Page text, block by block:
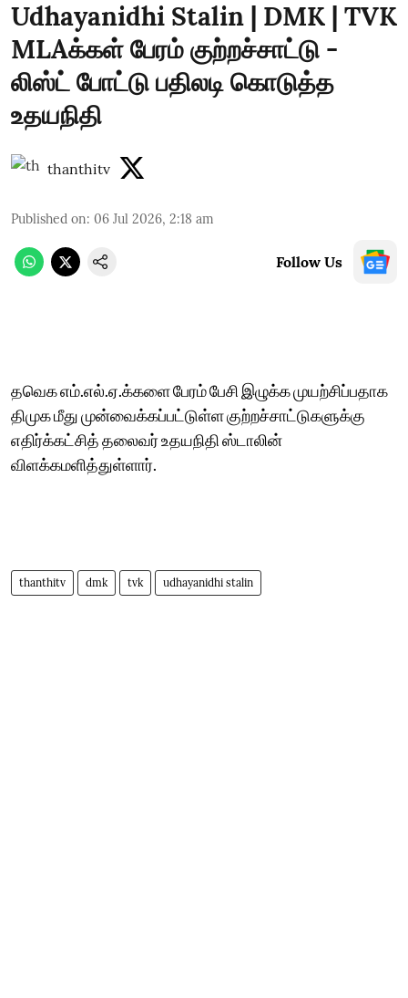
Udhayanidhi Stalin | DMK | TVK
MLAக்கள் பேரம் குற்றச்சாட்டு -
லிஸ்ட் போட்டு பதிலடி கொடுத்த
உதயநிதி
thanthitv
Published on: 06 Jul 2026, 2:18 am
Follow Us
தவெக எம்.எல்.ஏ.க்களை பேரம் பேசி இழுக்க முயற்சிப்பதாக
திமுக மீது முன்வைக்கப்பட்டுள்ள குற்றச்சாட்டுகளுக்கு
எதிர்க்கட்சித் தலைவர் உதயநிதி ஸ்டாலின்
விளக்கமளித்துள்ளார்.
thanthitv dmk tvk udhayanidhi stalin